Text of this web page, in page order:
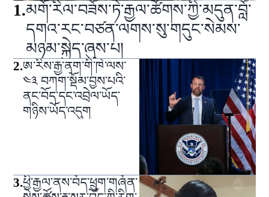
1.མགོ་རིལ་བཟོས་ཏེ་རྒྱལ་ཚོགས་ཀྱི་མདུན་བློ་
དགའ་རང་བཙན་ལགས་སུ་གདུང་སེམས་
མཉམ་སྐྱེད་ཞུས་པ།
2.ཨ་རིས་རྒྱ་ནག་གི་ཁེ་ལས་
༤༣ བཀག་སྡོམ་བྱས་པའི་
ནང་བོད་དང་འབྲེལ་ཡོད་
གཉིས་ཡོད་འདུག
3.ཕྱི་རྒྱལ་ནས་བོད་ཕྲུག་གཞོན་